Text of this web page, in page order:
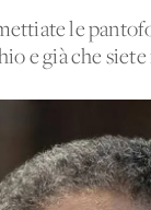
le
e già che